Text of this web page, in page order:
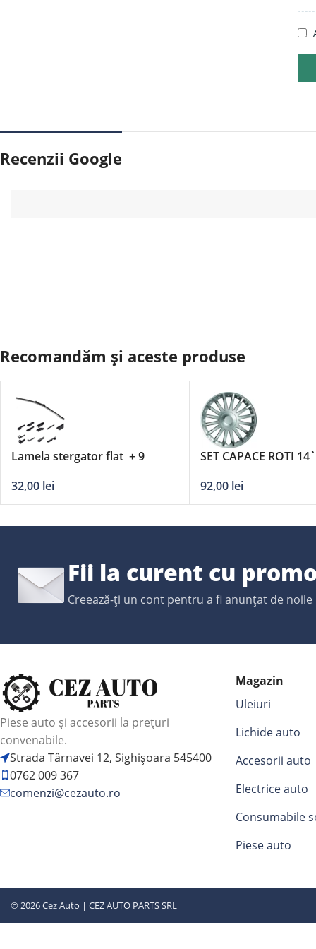
Recenzii Google
Recomandăm și aceste produse
Lamela stergator flat + 9
32,00 lei
SET CAPACE ROTI
92,00 lei
Fii la curent cu
Creează-ți un cont pentru a fi anunțat de
Piese auto și accesorii la prețuri
convenabile.
Strada Târnavei 12, Sighișoara 545400
0762 009 367
comenzi@cezauto.ro
Magazin
Uleiuri
Lichide auto
Accesorii auto
Electrice auto
Consumabile
Piese auto
© 2026 Cez Auto | CEZ AUTO PARTS SRL